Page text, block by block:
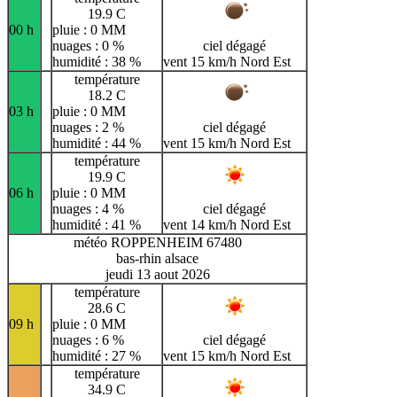
00 h
19.9 C
pluie : 0 MM
nuages : 0 %
humidité : 38 %
ciel dégagé
vent 15 km/h Nord Est
03 h
température
18.2 C
pluie : 0 MM
nuages : 2 %
humidité : 44 %
ciel dégagé
vent 15 km/h Nord Est
06 h
température
19.9 C
pluie : 0 MM
nuages : 4 %
humidité : 41 %
ciel dégagé
vent 14 km/h Nord Est
météo ROPPENHEIM 67480
bas-rhin alsace
jeudi 13 aout 2026
09 h
température
28.6 C
pluie : 0 MM
nuages : 6 %
humidité : 27 %
ciel dégagé
vent 15 km/h Nord Est
température
34.9 C